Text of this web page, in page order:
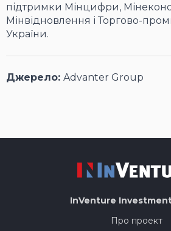
підтримки Мінцифри,
Мінвідновлення і Торгово-
України.
Джерело: Advanter Group
InVenture
Про проект